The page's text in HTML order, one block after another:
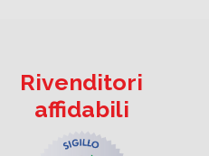
Rivenditori
affidabili